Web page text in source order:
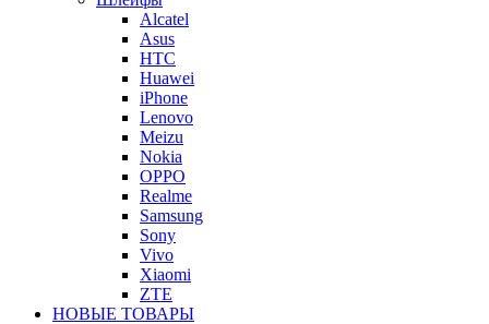
Alcatel
Asus
HTC
Huawei
iPhone
Lenovo
Meizu
Nokia
OPPO
Realme
Samsung
Sony
Vivo
Xiaomi
ZTE
НОВЫЕ ТОВАРЫ